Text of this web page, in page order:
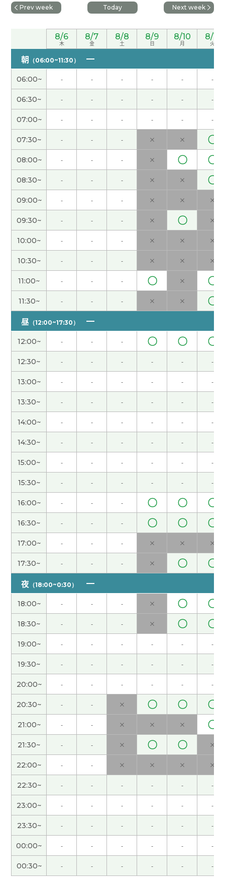
意思。
谢谢。下次见吧。( 男性 )
我也没想到会发现和母亲那边家族有关的历史，真
的很开心。 期待下次的课程！( 男性 )
老师说‘凉快’。我听错‘两块'。我们相投了。
对酒当歌（duì jiǔ dāng gē） 酒に対してはまさに
歌うべし。限りある人生、楽しもうじゃないか。
女性 )
培训的老师很难。 ( 50代 男性 )
老师教我用梳子梳头好方法。
‘一个月两次’ 我明白了。
这次有时候有杂音了，但老师应付好了。
好容易我明白了‘聊天’的意思。我一直理解那意思是
只‘闲谈’或‘闲聊’。
这次也谢谢您。 下次见！
现在非常舒服的季节。谢谢您，下次见。
谢谢你的课！ 我学了很多东西。
每个周末出门很开心。
谢谢你的课。我跟你说话很开心。下次也请多关
照。( 50代 男性 )
好的老师，我会好好准备当老师的导游吧！！( 女性
)
我报告关于‘夏越‘祓除’。说明是很困难了。
这次上课也很开心了。下次见！ ( 男性 )
谢谢你的课。下次也请多多关照。 ( 50代 男性 )
老师教我关于时间词。
我报告了关于同事会。
谢谢你的课！你的解释很清楚。
谢谢，一个月内见( 40代 男性 )
今天的话题是改变发型的了。
謝謝老師 下次見( 40代 女性 )
这次也谢谢您，下次见!( 男性 )
梅雨的时候，不出门，可以学习。晴天出门，不学
习。( 50代 男性 )
谢谢。下次见吧。 ( 男性 )
谢谢你的课。我跟你说话、很开心。下次也请多关
照。( 50代 男性 )
Prev week Today Next week
8/6
木
8/7
金
8/8
土
8/9
日
8/10
月
8/11
火
朝 （06:00~11:30）
06:00~ - - - - - -
06:30~ - - - - - -
07:00~ - - - - - -
07:30~ - - - × × 〇
08:00~ - - - × 〇 〇
08:30~ - - - × × 〇
09:00~ - - - × × ×
09:30~ - - - × 〇 ×
10:00~ - - - × × ×
10:30~ - - - × × ×
11:00~ - - - 〇 × 〇
11:30~ - - - × ×
〇
昼 （12:00~17:30）
12:00~ - - - 〇 〇 〇
12:30~ - - - - - -
13:00~ - - - - - -
13:30~ - - - - - -
14:00~ - - - - - -
14:30~ - - - - - -
15:00~ - - - - - -
15:30~ - - - - - -
16:00~ - - - 〇 〇 〇
16:30~ - - - 〇 〇 〇
17:00~ - - - × × ×
17:30~ - - - × 〇
〇
夜 （18:00~0:30）
18:00~ - - - × 〇 〇
18:30~ - - - × 〇 〇
19:00~ - - - - - -
19:30~ - - - - - -
20:00~ - - - - - -
20:30~ - - × 〇 〇 〇
21:00~ - - × × × 〇
21:30~ - - × 〇 〇 ×
22:00~ - - × × × ×
22:30~ - - - - - -
23:00~ - - - - - -
23:30~ - - - - - -
00:00~ - - - - - -
00:30~ - - - - - -